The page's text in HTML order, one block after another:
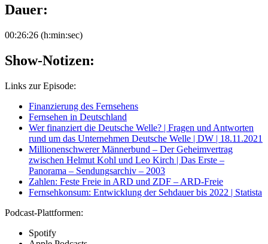
Dauer:
00:26:26 (h:min:sec)
Show-Notizen:
Links zur Episode:
Finanzierung des Fernsehens
Fernsehen in Deutschland
Wer finanziert die Deutsche Welle? | Fragen und Antworten
rund um das Unternehmen Deutsche Welle | DW | 18.11.2021
Millionenschwerer Männerbund – Der Geheimvertrag
zwischen Helmut Kohl und Leo Kirch | Das Erste –
Panorama – Sendungsarchiv – 2003
Zahlen: Feste Freie in ARD und ZDF – ARD-Freie
Fernsehkonsum: Entwicklung der Sehdauer bis 2022 | Statista
Podcast-Plattformen:
Spotify